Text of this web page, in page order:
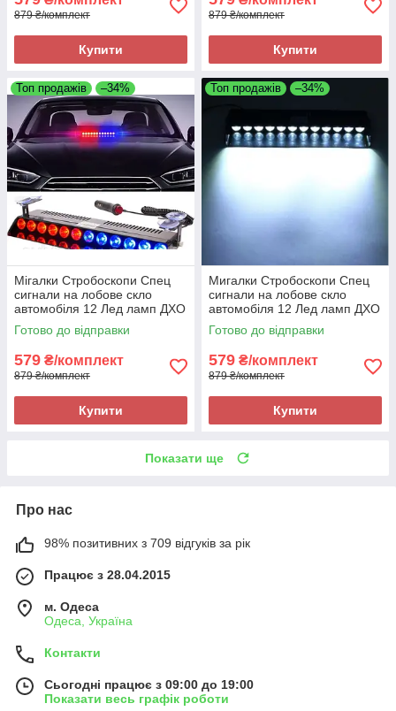
879 ₴/комплект
Купити
879 ₴/комплект
Купити
Топ продажів –34%
Мігалки Стробоскопи Спец
сигнали на лобове скло
автомобіля 12 Лед ламп ДХО
Лампи Червоного і Синього
кольору
Готово до відправки
579 ₴/комплект
879 ₴/комплект
Купити
Топ продажів –34%
Мигалки Стробоскопи Спец
сигнали на лобове скло
автомобіля 12 Лед ламп ДХО
Лампи Білого кольору
Готово до відправки
579 ₴/комплект
879 ₴/комплект
Купити
Показати ще
Про нас
98% позитивних з 709 відгуків за рік
Працює з 28.04.2015
м. Одеса
Одеса, Україна
Контакти
Сьогодні працює з 09:00 до 19:00
Показати весь графік роботи